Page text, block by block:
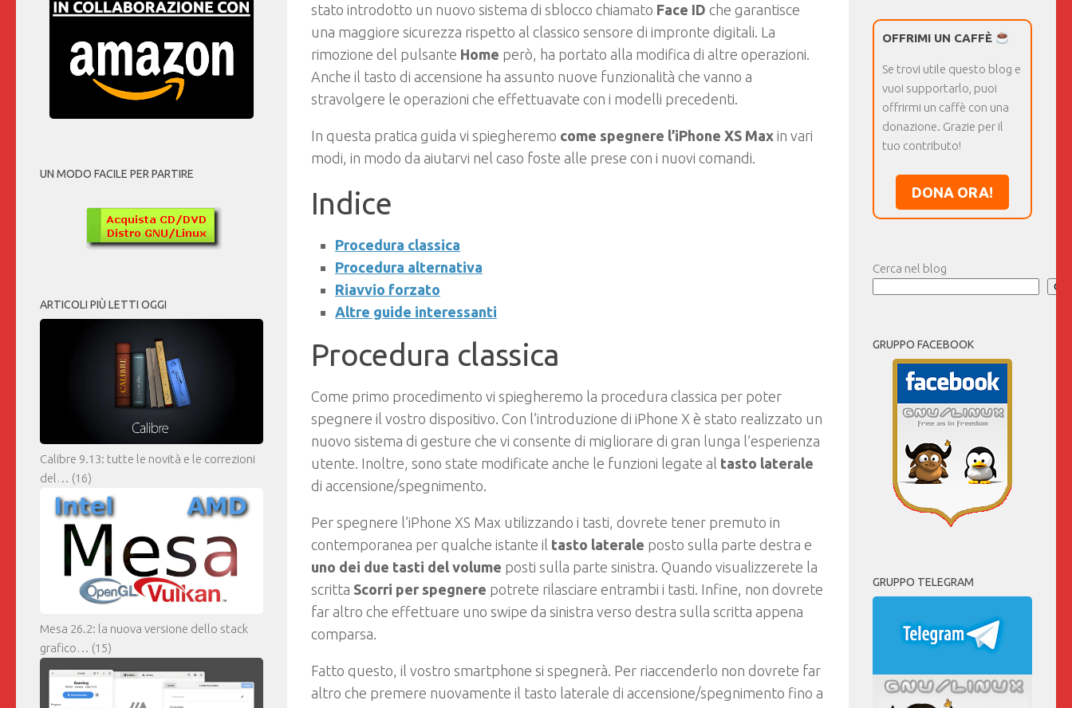
stato introdotto un nuovo sistema di sblocco chiamato Face ID che garantisce
una maggiore sicurezza rispetto al classico sensore di impronte digitali. La
rimozione del pulsante Home però, ha portato alla modifica di altre operazioni.
Anche il tasto di accensione ha assunto nuove funzionalità che vanno a
stravolgere le operazioni che effettuavate con i modelli precedenti.
In questa pratica guida vi spiegheremo come spegnere l’iPhone XS Max in vari
modi, in modo da aiutarvi nel caso foste alle prese con i nuovi comandi.
Indice
Procedura classica
Procedura alternativa
Riavvio forzato
Altre guide interessanti
Procedura classica
Come primo procedimento vi spiegheremo la procedura classica per poter
spegnere il vostro dispositivo. Con l’introduzione di iPhone X è stato realizzato un
nuovo sistema di gesture che vi consente di migliorare di gran lunga l’esperienza
utente. Inoltre, sono state modificate anche le funzioni legate al tasto laterale
di accensione/spegnimento.
Per spegnere l’iPhone XS Max utilizzando i tasti, dovrete tener premuto in
contemporanea per qualche istante il tasto laterale posto sulla parte destra e
uno dei due tasti del volume posti sulla parte sinistra. Quando visualizzerete la
scritta Scorri per spegnere potrete rilasciare entrambi i tasti. Infine, non dovrete
far altro che effettuare uno swipe da sinistra verso destra sulla scritta appena
comparsa.
Fatto questo, il vostro smartphone si spegnerà. Per riaccenderlo non dovrete far
altro che premere nuovamente il tasto laterale di accensione/spegnimento fino a
UN MODO FACILE PER PARTIRE
ARTICOLI PIÙ LETTI OGGI
Calibre 9.13: tutte le novità e le correzioni
del… (16)
Mesa 26.2: la nuova versione dello stack
grafico… (15)
OFFRIMI UN CAFFÈ
Se trovi utile questo blog e
vuoi supportarlo, puoi
offrirmi un caffè con una
donazione. Grazie per il
tuo contributo!
DONA ORA!
Cerca nel blog
GRUPPO FACEBOOK
GRUPPO TELEGRAM